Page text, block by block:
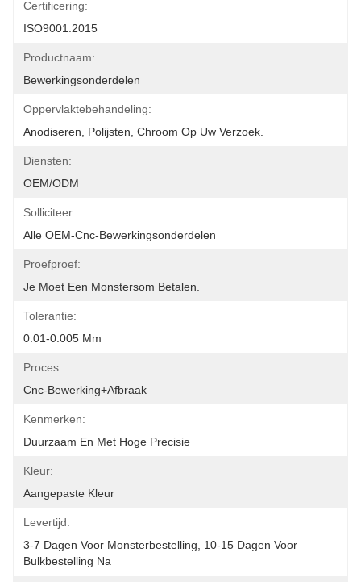
Certificering:
ISO9001:2015
Productnaam:
Bewerkingsonderdelen
Oppervlaktebehandeling:
Anodiseren, Polijsten, Chroom Op Uw Verzoek.
Diensten:
OEM/ODM
Solliciteer:
Alle OEM-Cnc-Bewerkingsonderdelen
Proefproef:
Je Moet Een Monstersom Betalen.
Tolerantie:
0.01-0.005 Mm
Proces:
Cnc-Bewerking+afbraak
Kenmerken:
Duurzaam En Met Hoge Precisie
Kleur:
Aangepaste Kleur
Levertijd:
3-7 Dagen Voor Monsterbestelling, 10-15 Dagen Voor
Bulkbestelling Na